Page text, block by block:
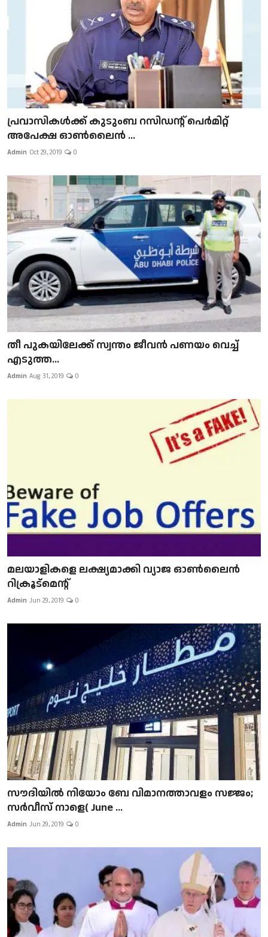
പ്രവാസികള്‍ക്ക് കുടുംബ റസിഡന്റ് പെർമിറ്റ്
അപേക്ഷ ഓൺലൈൻ ...
Admin Oct 29, 2019 0
​​​​​​​തീ പുകയിലേക്ക് സ്വന്തം ജീവന്‍ പണയം വെച്ച്
എടുത്ത...
Admin Aug 31, 2019 0
മലയാളികളെ ലക്ഷ്യമാക്കി വ്യാജ ഓൺലൈൻ
റിക്രൂട്മെന്റ്
Admin Jun 29, 2019 0
സൗദിയിൽ നിയോം ബേ വിമാനത്താവളം സജ്ജം;
സർവീസ് നാളെ( June ...
Admin Jun 29, 2019 0